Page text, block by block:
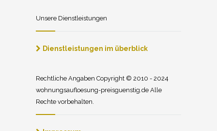
Unsere Dienstleistungen
Dienstleistungen im überblick
Rechtliche Angaben Copyright © 2010 - 2024
wohnungsaufloesung-preisguenstig.de Alle
Rechte vorbehalten.